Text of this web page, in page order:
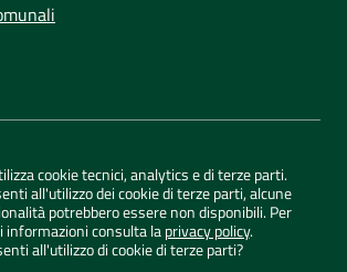
Utili
del sito | ConsulMedia
di Capoterra - Tutti i diritti riservati
cookie tecnici, analytics e di terze parti.
all'utilizzo dei cookie di terze parti, alcune
potrebbero essere non disponibili. Per
informazioni consulta laprivacy policy.
all'utilizzo di cookie di terze parti?